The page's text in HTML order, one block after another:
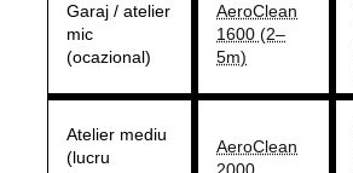
Garaj / atelier
mic
(ocazional)
AeroClean
1600 (2–
5m)
Atelier mediu
(lucru
AeroClean